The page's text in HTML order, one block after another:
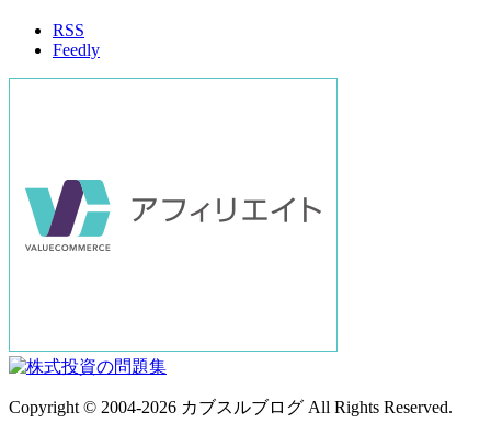
RSS
Feedly
Copyright © 2004-2026 カブスルブログ All Rights Reserved.